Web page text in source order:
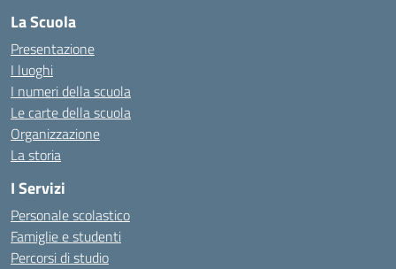
La Scuola
Presentazione
I luoghi
I numeri della scuola
Le carte della scuola
Organizzazione
La storia
I Servizi
Personale scolastico
Famiglie e studenti
Percorsi di studio